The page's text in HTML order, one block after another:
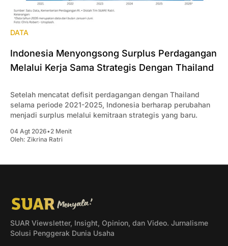
DATA
Indonesia Menyongsong Surplus Perdagangan
Melalui Kerja Sama Strategis Dengan Thailand
Setelah mencatat defisit perdagangan dengan Thailand
selama periode 2021-2025, Indonesia berharap perubahan
menjadi surplus melalui kemitraan strategis yang baru.
04 Agt 2026•2 Menit
Oleh: Zikrina Ratri
SUAR Viewsletter, Insight, Opinion, dan Video. Jurnalisme
Solusi Penggerak Dunia Usaha